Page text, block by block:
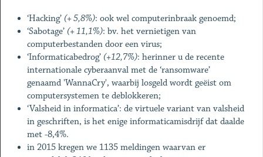
‘Hacking’ (+ 5,8%): ook wel computerinbraak genoemd;
‘Sabotage’ (+ 11,1%): bv. het vernietigen van
computerbestanden door een virus;
‘Informaticabedrog’ (+12,7%): herinner u de recente
internationale cyberaanval met de ‘ransomware’
genaamd 'WannaCry', waarbij losgeld wordt geëist om
computersystemen te deblokkeren;
‘Valsheid in informatica’: de virtuele variant van valsheid
in geschriften, is het enige informaticamisdrijf dat daalde
met -8,4%.
in 2015 kregen we 1135 meldingen waarvan er